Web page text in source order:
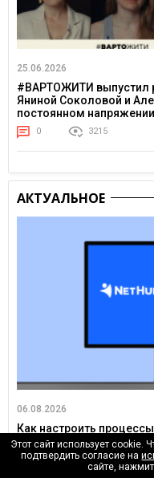
25.06.2026
#ВАРТОЖИТИ выпустил
Яниной Соколовой и
постоянном напряжении
0 3215
АКТУАЛЬНОЕ
06.08.2026
Как настроить
NetHunt CRM
0 342
Этот сайт использует cookie.
подтвердить согласие на
сайте,